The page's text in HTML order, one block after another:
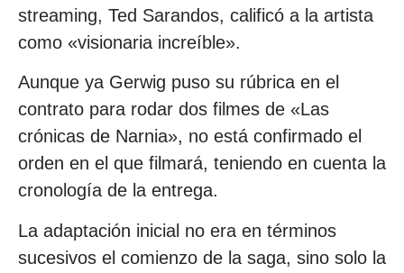
streaming, Ted Sarandos, calificó a la artista
como «visionaria increíble».
Aunque ya Gerwig puso su rúbrica en el
contrato para rodar dos filmes de «Las
crónicas de Narnia», no está confirmado el
orden en el que filmará, teniendo en cuenta la
cronología de la entrega.
La adaptación inicial no era en términos
sucesivos el comienzo de la saga, sino solo la